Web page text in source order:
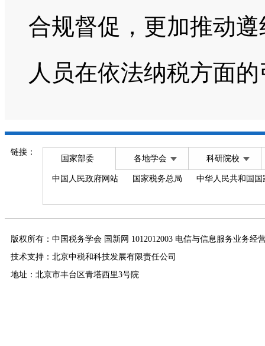
合规督促，更加推动
人员在依法纳税方面
链接：
国家部委 各地学会 科研院校
中国人民政府网站 国家税务总局 中华人民共和国
版权所有：中国税务学会 国新网 1012012003 电信与信息服务业务经
技术支持：北京中税和科技发展有限责任公司
地址：北京市丰台区青塔西里3号院